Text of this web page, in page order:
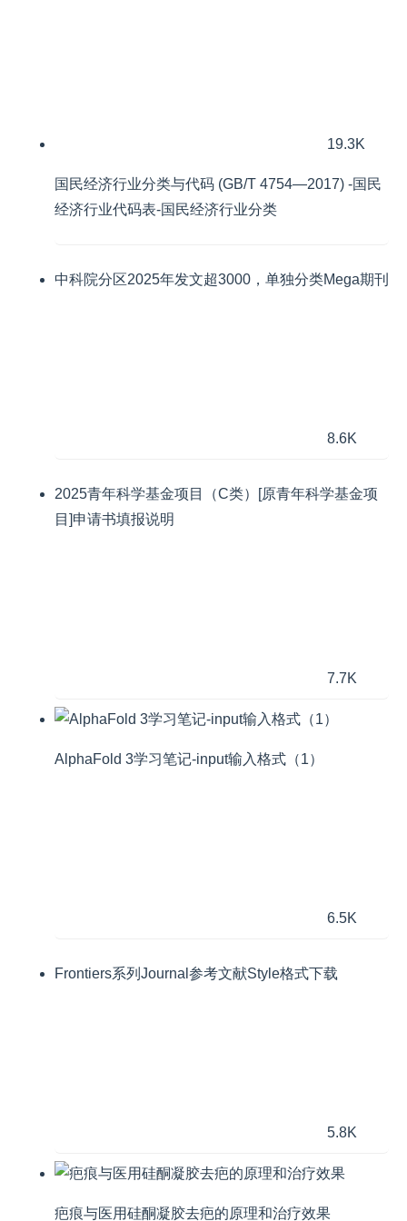
19.3K
国民经济行业分类与代码 (GB/T 4754—2017) -国民
经济行业代码表-国民经济行业分类
中科院分区2025年发文超3000，单独分类Mega期刊
8.6K
2025青年科学基金项目（C类）[原青年科学基金项
目]申请书填报说明
7.7K
AlphaFold 3学习笔记-input输入格式（1）
6.5K
Frontiers系列Journal参考文献Style格式下载
5.8K
疤痕与医用硅酮凝胶去疤的原理和治疗效果